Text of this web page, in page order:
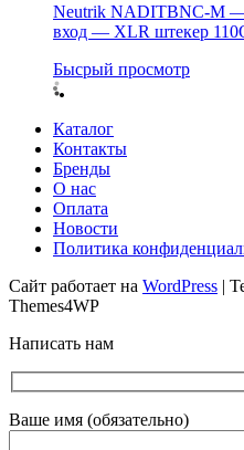
Neutrik NADITBNC-M
вход — XLR штекер
Бысрый просмотр
Каталог
Контакты
Бренды
О нас
Оплата
Новости
Политика
Сайт работает на WordPress |
Themes4WP
Написать нам
Ваше имя (обязательно)